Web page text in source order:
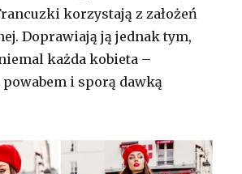
korzystają z założeń
Doprawiają ją jednak tym,
każda kobieta –
i sporą dawką